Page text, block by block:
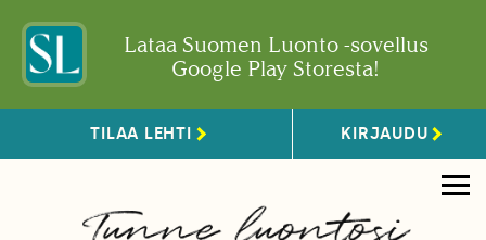
Lataa Suomen Luonto -sovellus
Google Play Storesta!
TILAA LEHTI KIRJAUDU